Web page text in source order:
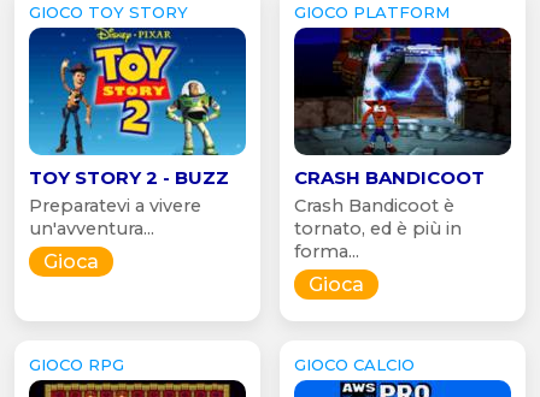
GIOCO TOY STORY
TOY STORY 2 - BUZZ
Preparatevi a vivere
un'avventura...
Gioca
GIOCO PLATFORM
CRASH BANDICOOT
Crash Bandicoot è
tornato, ed è più in
forma...
Gioca
GIOCO RPG GIOCO CALCIO